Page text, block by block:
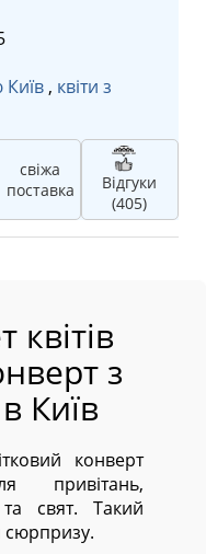
Київ , квіти з
свіжа
поставка
Відгуки
(405)
квітів
з
Київ
конверт
привітань,
свят. Такий
сюрпризу.